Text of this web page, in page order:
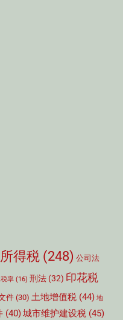
得税 (248) 公司法
率 (16) 刑法 (32) 印花税
件 (30) 土地增值税 (44) 地
(40)城市维护建设税 (45)